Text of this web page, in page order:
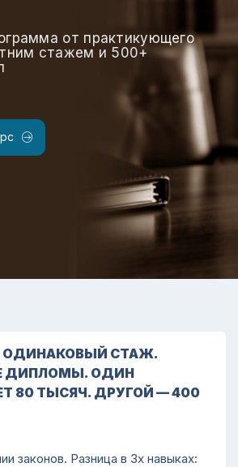
от практикующего
стажем и 500+
ОДИНАКОВЫЙ СТАЖ.
ДИПЛОМЫ. ОДИН
80 ТЫСЯЧ. ДРУГОЙ — 400
законов. Разница в 3х навыках: